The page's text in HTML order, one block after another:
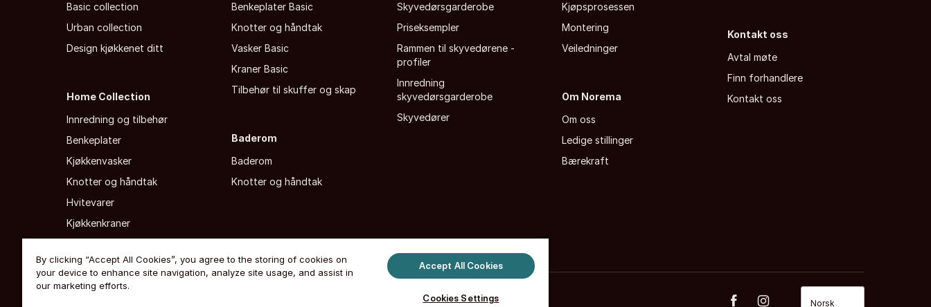
Basic collection
Urban collection
Design kjøkkenet ditt
Home Collection
Innredning og tilbehør
Benkeplater
Kjøkkenvasker
Knotter og håndtak
Hvitevarer
Kjøkkenkraner
Benkeplater Basic
Knotter og håndtak
Vasker Basic
Kraner Basic
Tilbehør til skuffer og skap
Baderom
Baderom
Knotter og håndtak
Skyvedørsgarderobe
Priseksempler
Rammen til skyvedørene -
profiler
Innredning
skyvedørsgarderobe
Skyvedører
Kjøpsprosessen
Montering
Veiledninger
Om Norema
Om oss
Ledige stillinger
Bærekraft
Kontakt oss
Avtal møte
Finn forhandlere
Kontakt oss
Ekstern personvernerklæring Admin store page
By clicking “Accept All Cookies”, you agree to the storing of cookies on
your device to enhance site navigation, analyze site usage, and assist in
our marketing efforts.
Accept All Cookies
Cookies Settings